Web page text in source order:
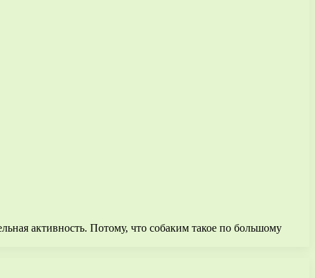
активность. Потому, что собаким такое по большому